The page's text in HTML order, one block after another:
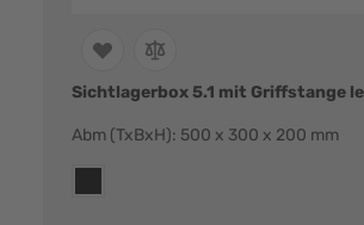
Sichtlagerbox 5.1 mit Griffstange
Abm (TxBxH): 500 x 300 x 200 mm